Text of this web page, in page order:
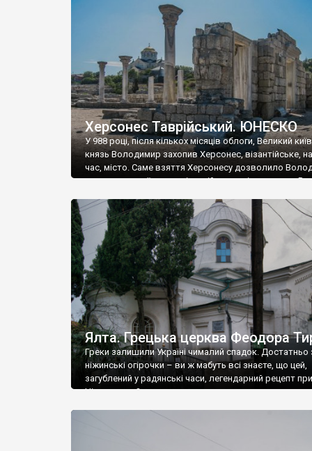
візантійської доби. Раритети викрадені з фондів
культурної спадщини ЮНЕСКО «Херсонеса
Офіційно – на виставку «Золото Візантії», але
влада в Україні вважають це лише […]
Херсонес Таврійський. ЮНЕСКО
У 988 році, після кількох місяців облоги, Великий
князь Володимир захопив Херсонес, візантійське,
час, місто. Саме взяття Херсонесу дозволило
диктувати свої умови візантійському імператору
Херсонесі Володимир-язичник, став Василем-
християнином. А потім було Хрещення Русі. На честь
Херсонесу Таврійського названо місто […]
Ялта. Грецька церква Феодора
Греки залишили Україні чималий спадок. Достатньо
ніжинські огірочки – ви ж мабуть всі знаєте, що цей,
загублений у радянські часи, легендарний рецепт
Ніжин греки?